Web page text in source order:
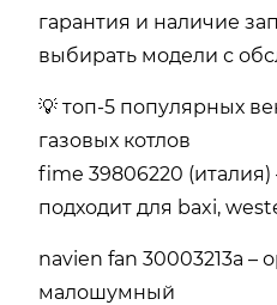
гарантия и наличие
выбирать модели с
💡 топ-5 популярных
газовых котлов
fime 39806220
подходит для baxi,
navien fan 30003213a –
малошумный